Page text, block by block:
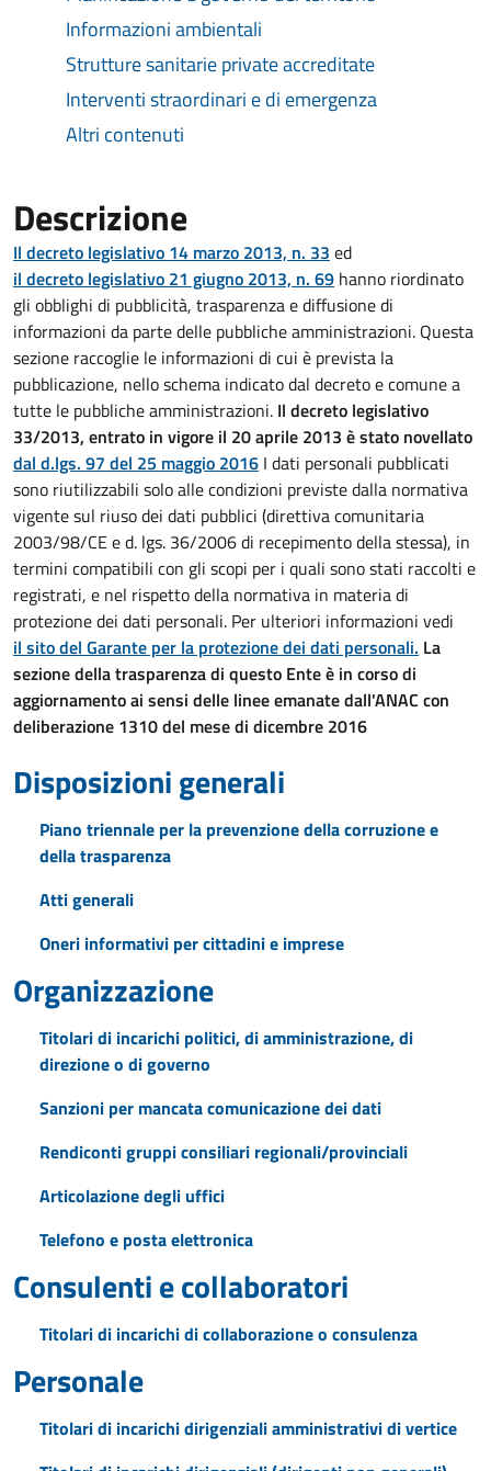
Informazioni ambientali
Strutture sanitarie private accreditate
Interventi straordinari e di emergenza
Altri contenuti
Descrizione
Il decreto legislativo 14 marzo 2013, n. 33 ed
il decreto legislativo 21 giugno 2013, n. 69 hanno riordinato
gli obblighi di pubblicità, trasparenza e diffusione di
informazioni da parte delle pubbliche amministrazioni. Questa
sezione raccoglie le informazioni di cui è prevista la
pubblicazione, nello schema indicato dal decreto e comune a
tutte le pubbliche amministrazioni. Il decreto legislativo
33/2013, entrato in vigore il 20 aprile 2013 è stato novellato
dal d.lgs. 97 del 25 maggio 2016 I dati personali pubblicati
sono riutilizzabili solo alle condizioni previste dalla normativa
vigente sul riuso dei dati pubblici (direttiva comunitaria
2003/98/CE e d. lgs. 36/2006 di recepimento della stessa), in
termini compatibili con gli scopi per i quali sono stati raccolti e
registrati, e nel rispetto della normativa in materia di
protezione dei dati personali. Per ulteriori informazioni vedi
il sito del Garante per la protezione dei dati personali. La
sezione della trasparenza di questo Ente è in corso di
aggiornamento ai sensi delle linee emanate dall'ANAC con
deliberazione 1310 del mese di dicembre 2016
Disposizioni generali
Piano triennale per la prevenzione della corruzione e
della trasparenza
Atti generali
Oneri informativi per cittadini e imprese
Organizzazione
Titolari di incarichi politici, di amministrazione, di
direzione o di governo
Sanzioni per mancata comunicazione dei dati
Rendiconti gruppi consiliari regionali/provinciali
Articolazione degli uffici
Telefono e posta elettronica
Consulenti e collaboratori
Titolari di incarichi di collaborazione o consulenza
Personale
Titolari di incarichi dirigenziali amministrativi di vertice